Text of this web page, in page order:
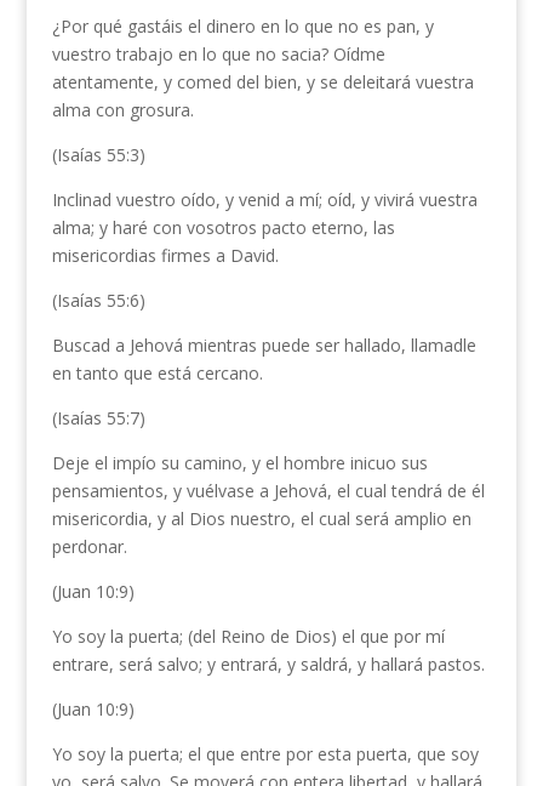
¿Por qué gastáis el dinero en lo que no es pan, y
vuestro trabajo en lo que no sacia? Oídme
atentamente, y comed del bien, y se deleitará vuestra
alma con grosura.
(Isaías 55:3)
Inclinad vuestro oído, y venid a mí; oíd, y vivirá vuestra
alma; y haré con vosotros pacto eterno, las
misericordias firmes a David.
(Isaías 55:6)
Buscad a Jehová mientras puede ser hallado, llamadle
en tanto que está cercano.
(Isaías 55:7)
Deje el impío su camino, y el hombre inicuo sus
pensamientos, y vuélvase a Jehová, el cual tendrá de él
misericordia, y al Dios nuestro, el cual será amplio en
perdonar.
(Juan 10:9)
Yo soy la puerta; (del Reino de Dios) el que por mí
entrare, será salvo; y entrará, y saldrá, y hallará pastos.
(Juan 10:9)
Yo soy la puerta; el que entre por esta puerta, que soy